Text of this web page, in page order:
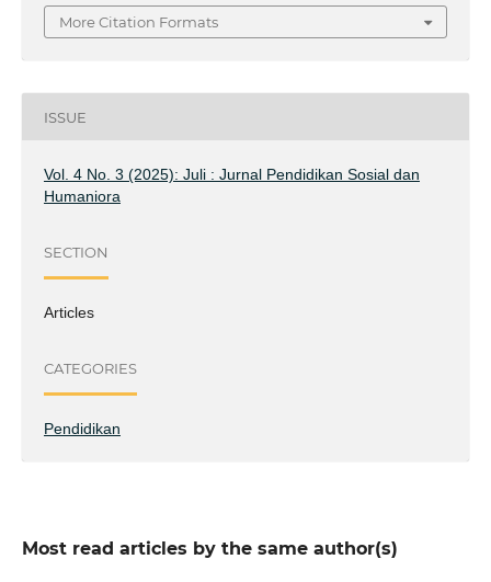
More Citation Formats
ISSUE
Vol. 4 No. 3 (2025): Juli : Jurnal Pendidikan Sosial dan
Humaniora
SECTION
Articles
CATEGORIES
Pendidikan
Most read articles by the same author(s)